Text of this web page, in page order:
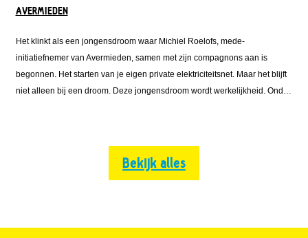
AVERMIEDEN
Het klinkt als een jongensdroom waar Michiel Roelofs, mede-
initiatiefnemer van Avermieden, samen met zijn compagnons aan is
begonnen. Het starten van je eigen private elektriciteitsnet. Maar het blijft
niet alleen bij een droom. Deze jongensdroom wordt werkelijkheid. Onder
Bekijk alles